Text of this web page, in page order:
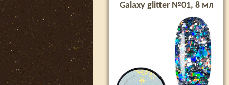
Galaxy glitter №01, 8 мл